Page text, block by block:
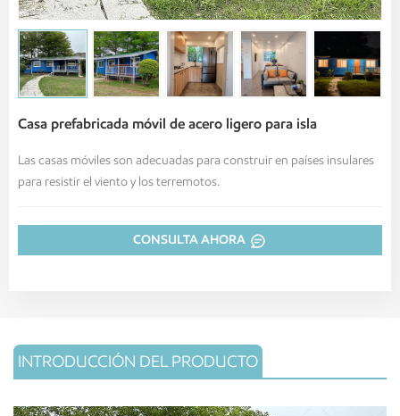
Casa prefabricada móvil de acero ligero para isla
Las casas móviles son adecuadas para construir en países insulares
para resistir el viento y los terremotos.
CONSULTA AHORA
INTRODUCCIÓN DEL PRODUCTO